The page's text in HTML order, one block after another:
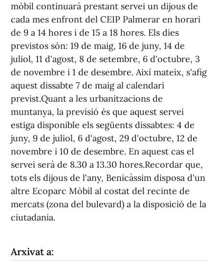
mòbil continuarà prestant servei un dijous de
cada mes enfront del CEIP Palmerar en horari
de 9 a 14 hores i de 15 a 18 hores. Els dies
previstos són: 19 de maig, 16 de juny, 14 de
juliol, 11 d'agost, 8 de setembre, 6 d'octubre, 3
de novembre i 1 de desembre. Així mateix, s'afig
aquest dissabte 7 de maig al calendari
previst.Quant a les urbanitzacions de
muntanya, la previsió és que aquest servei
estiga disponible els següents dissabtes: 4 de
juny, 9 de juliol, 6 d'agost, 29 d'octubre, 12 de
novembre i 10 de desembre. En aquest cas el
servei serà de 8.30 a 13.30 hores.Recordar que,
tots els dijous de l'any, Benicàssim disposa d'un
altre Ecoparc Mòbil al costat del recinte de
mercats (zona del bulevard) a la disposició de la
ciutadania.
Arxivat a: